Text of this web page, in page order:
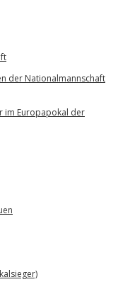
der Nationalmannschaft
im Europapokal der